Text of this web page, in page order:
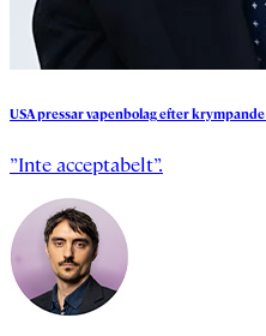
USApressarvapenbolagefterkrympande
”Inte acceptabelt”.